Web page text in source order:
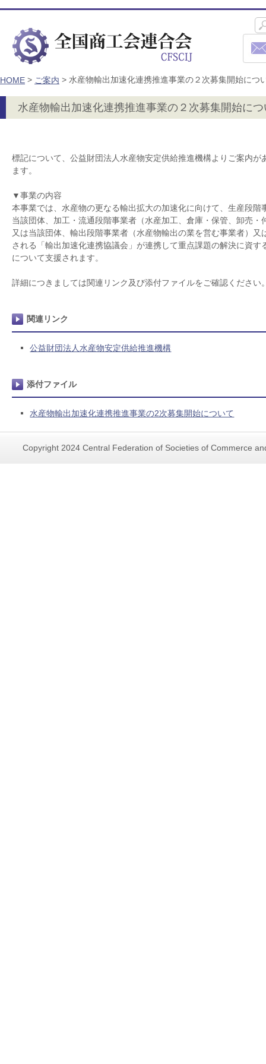
HOME > ご案内 > 水産物輸出加速化連携推進事業の２次募集開始につ
水産物輸出加速化連携推進事業の２次募集開始につ
標記について、公益財団法人水産物安定供給推進機構よりご案内が
ます。
▼事業の内容
本事業では、水産物の更なる輸出拡大の加速化に向けて、生産段階
当該団体、加工・流通段階事業者（水産加工、倉庫・保管、卸売
又は当該団体、輸出段階事業者（水産物輸出の業を営む事業者）
される「輸出加速化連携協議会」が連携して重点課題の解決に資
について支援されます。
詳細につきましては関連リンク及び添付ファイルをご確認ください
関連リンク
公益財団法人水産物安定供給推進機構
添付ファイル
水産物輸出加速化連携推進事業の2次募集開始について
Copyright 2024 Central Federation of Societies of Commerce